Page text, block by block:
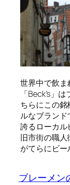
世界中で飲ま
「Beck’s」
ちらにこの
ルなブラン
誇るローカル
旧市街の職
がてらにビー
ブレーメン